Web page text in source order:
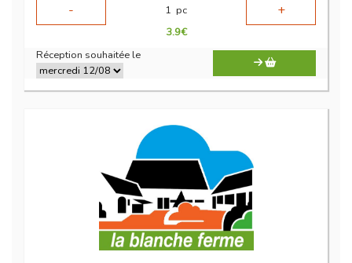
-
1 pc +
3.9€
Réception souhaitée le